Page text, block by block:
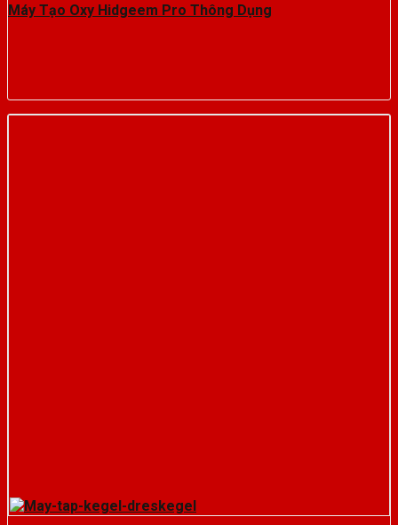
Máy Tạo Oxy Hidgeem Pro Thông Dụng